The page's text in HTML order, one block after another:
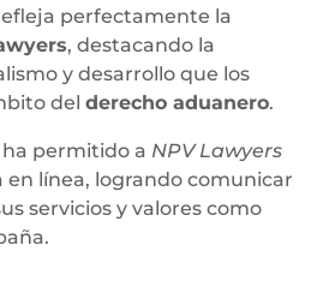
perfectamente la
, destacando la
y desarrollo que los
del derecho aduanero.
permitido a NPV Lawyers
en línea, logrando comunicar
servicios y valores como